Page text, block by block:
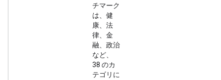
チマーク
は、健
康、法
律、金
融、政治
など、
38 のカ
テゴリに